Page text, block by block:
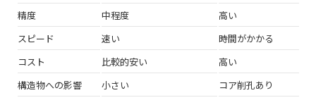
精度
中程度
高い
スピード
速い
時間がかかる
コスト
比較的安い
高い
構造物への影響
小さい コア削孔あり